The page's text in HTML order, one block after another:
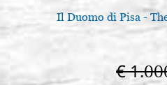
Il Duomo di Pisa -
€